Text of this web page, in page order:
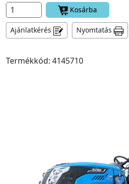
Kosárba
Ajánlatkérés Nyomtatás
Termékkód: 4145710